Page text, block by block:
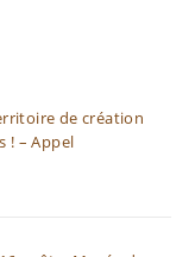
de création
! – Appel